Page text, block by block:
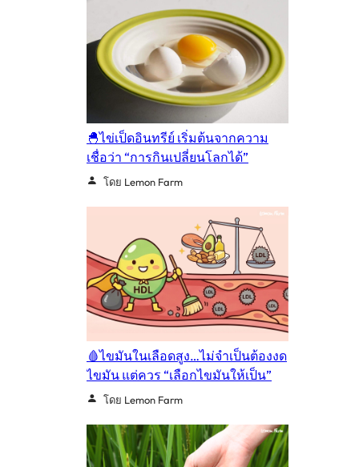
🐣ไข่เป็ดอินทรีย์ เริ่มต้นจากความ
เชื่อว่า “การกินเปลี่ยนโลกได้”
โดย Lemon Farm
🩸ไขมันในเลือดสูง…ไม่จำเป็นต้องงด
ไขมัน แต่ควร “เลือกไขมันให้เป็น”
โดย Lemon Farm